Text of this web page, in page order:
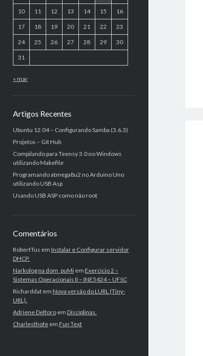
10 11 12 13 14 15 16
17 18 19 20 21 22 23
24 25 26 27 28 29 30
31
« mar
Artigos Recentes
Ubuntu 12.04 – Configurando Samba (3.6.3)
Projetos – Git Hub
Compilando para Teensy 3.0 no Windows
utilizando Makefile
Programando atmega8u2 no Arduino Uno
utilizando USB Asp
Usando USB ASP como não root
Comentários
RobertTus em Instalar e Configurar servidor
DHCP.
Narkolog na dom_puMiem Exercicio 2 –
Sistemas Operacionais II – INE5424 – UFSC
Richarddatem Nova versão do LURL (Tiny-
URL).
Adriene Deltoroem Disciplinas.
Charlesthofeem Fun Text